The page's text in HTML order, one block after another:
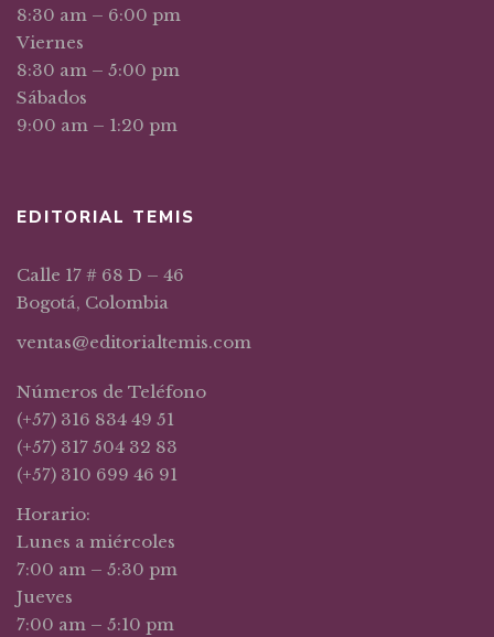
8:30 am – 6:00 pm
Viernes
8:30 am – 5:00 pm
Sábados
9:00 am – 1:20 pm
EDITORIAL TEMIS
Calle 17 # 68 D – 46
Bogotá, Colombia
ventas@editorialtemis.com
Números de Teléfono
(+57) 316 834 49 51
(+57) 317 504 32 83
(+57) 310 699 46 91
Horario:
Lunes a miércoles
7:00 am – 5:30 pm
Jueves
7:00 am – 5:10 pm